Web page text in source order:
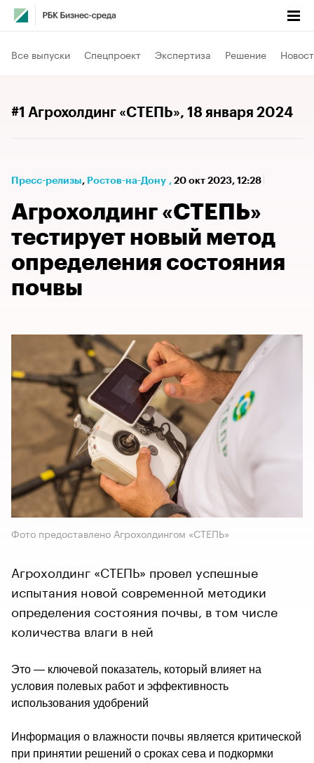
Все выпуски Спецпроект Экспертиза Решение
#1 Агрохолдинг «СТЕПЬ», 18 января 2024
Пресс-релизы⁠, Ростов-на-Дону , 20 окт 2023, 12:28
Агрохолдинг «СТЕПЬ»
тестирует новый метод
определения состояния
почвы
Фото предоставлено Агрохолдингом «СТЕПЬ»
Агрохолдинг «СТЕПЬ» провел успешные
испытания новой современной методики
определения состояния почвы, в том числе
количества влаги в ней
Это — ключевой показатель, который влияет на
условия полевых работ и эффективность
использования удобрений
Информация о влажности почвы является критической
при принятии решений о сроках сева и подкормки